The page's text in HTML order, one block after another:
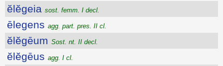
ĕlĕgeia sost. femm. I decl.
ēlegens agg. part. pres. II cl.
ĕlĕgēum Sost. nt. II decl.
ĕlĕgēus agg. I cl.